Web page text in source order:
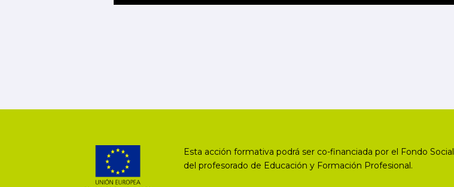
Esta acción formativa podrá ser co-financiada por el Fondo
del profesorado de Educación y Formación Profesional.